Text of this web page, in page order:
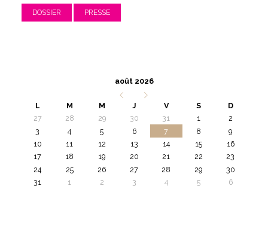
DOSSIER PRESSE
août 2026
L M M J V S
D
27
28 29 30 31 1
2
3
4 5 6 7 8
9
10
11 12 13 14 15
16
17
18 19 20 21 22
23
24
25 26 27 28 29
30
31
1 2 3 4 5 6